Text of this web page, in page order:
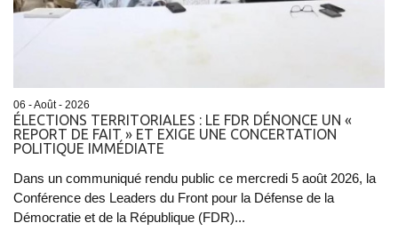
06 - Août - 2026
ÉLECTIONS TERRITORIALES : LE FDR DÉNONCE UN «
REPORT DE FAIT » ET EXIGE UNE CONCERTATION
POLITIQUE IMMÉDIATE
Dans un communiqué rendu public ce mercredi 5 août 2026, la
Conférence des Leaders du Front pour la Défense de la
Démocratie et de la République (FDR)...